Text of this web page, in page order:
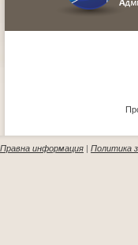
Правна информация Политика